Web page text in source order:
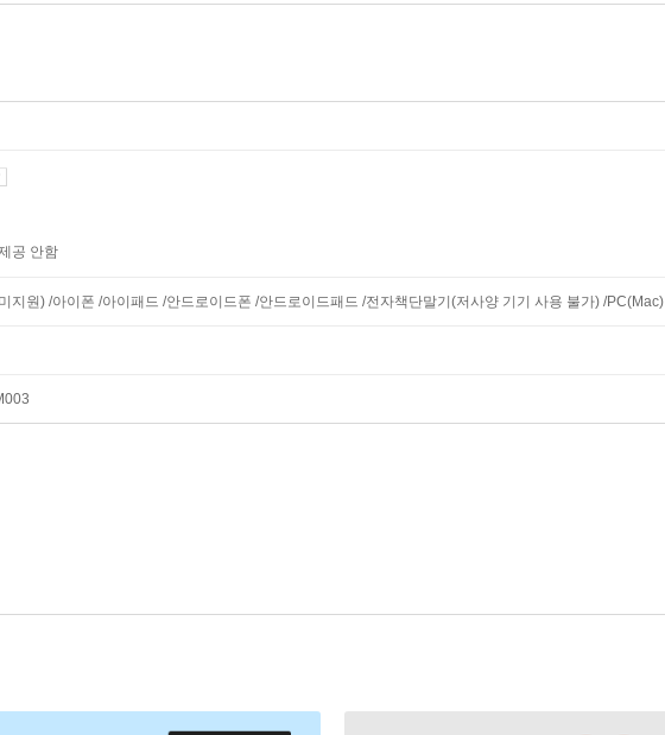
공 안함
지원) /아이폰 /아이패드 /안드로이드폰 /안드로이드패드 /전자책단말기(저사양 기기 사용 불가) /PC(Mac)